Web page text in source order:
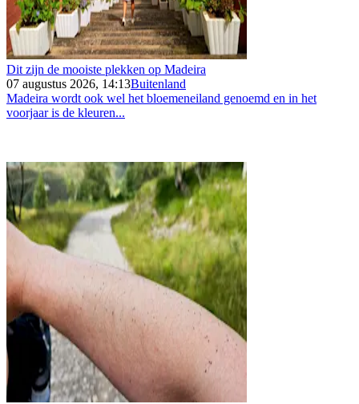
Dit zijn de mooiste plekken op Madeira
07 augustus 2026, 14:13Buitenland
Madeira wordt ook wel het bloemeneiland genoemd en in het
voorjaar is de kleuren...